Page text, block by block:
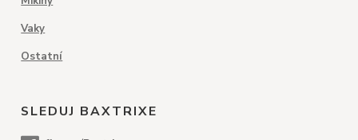
Vaky
Ostatní
SLEDUJ BAXTRIXE